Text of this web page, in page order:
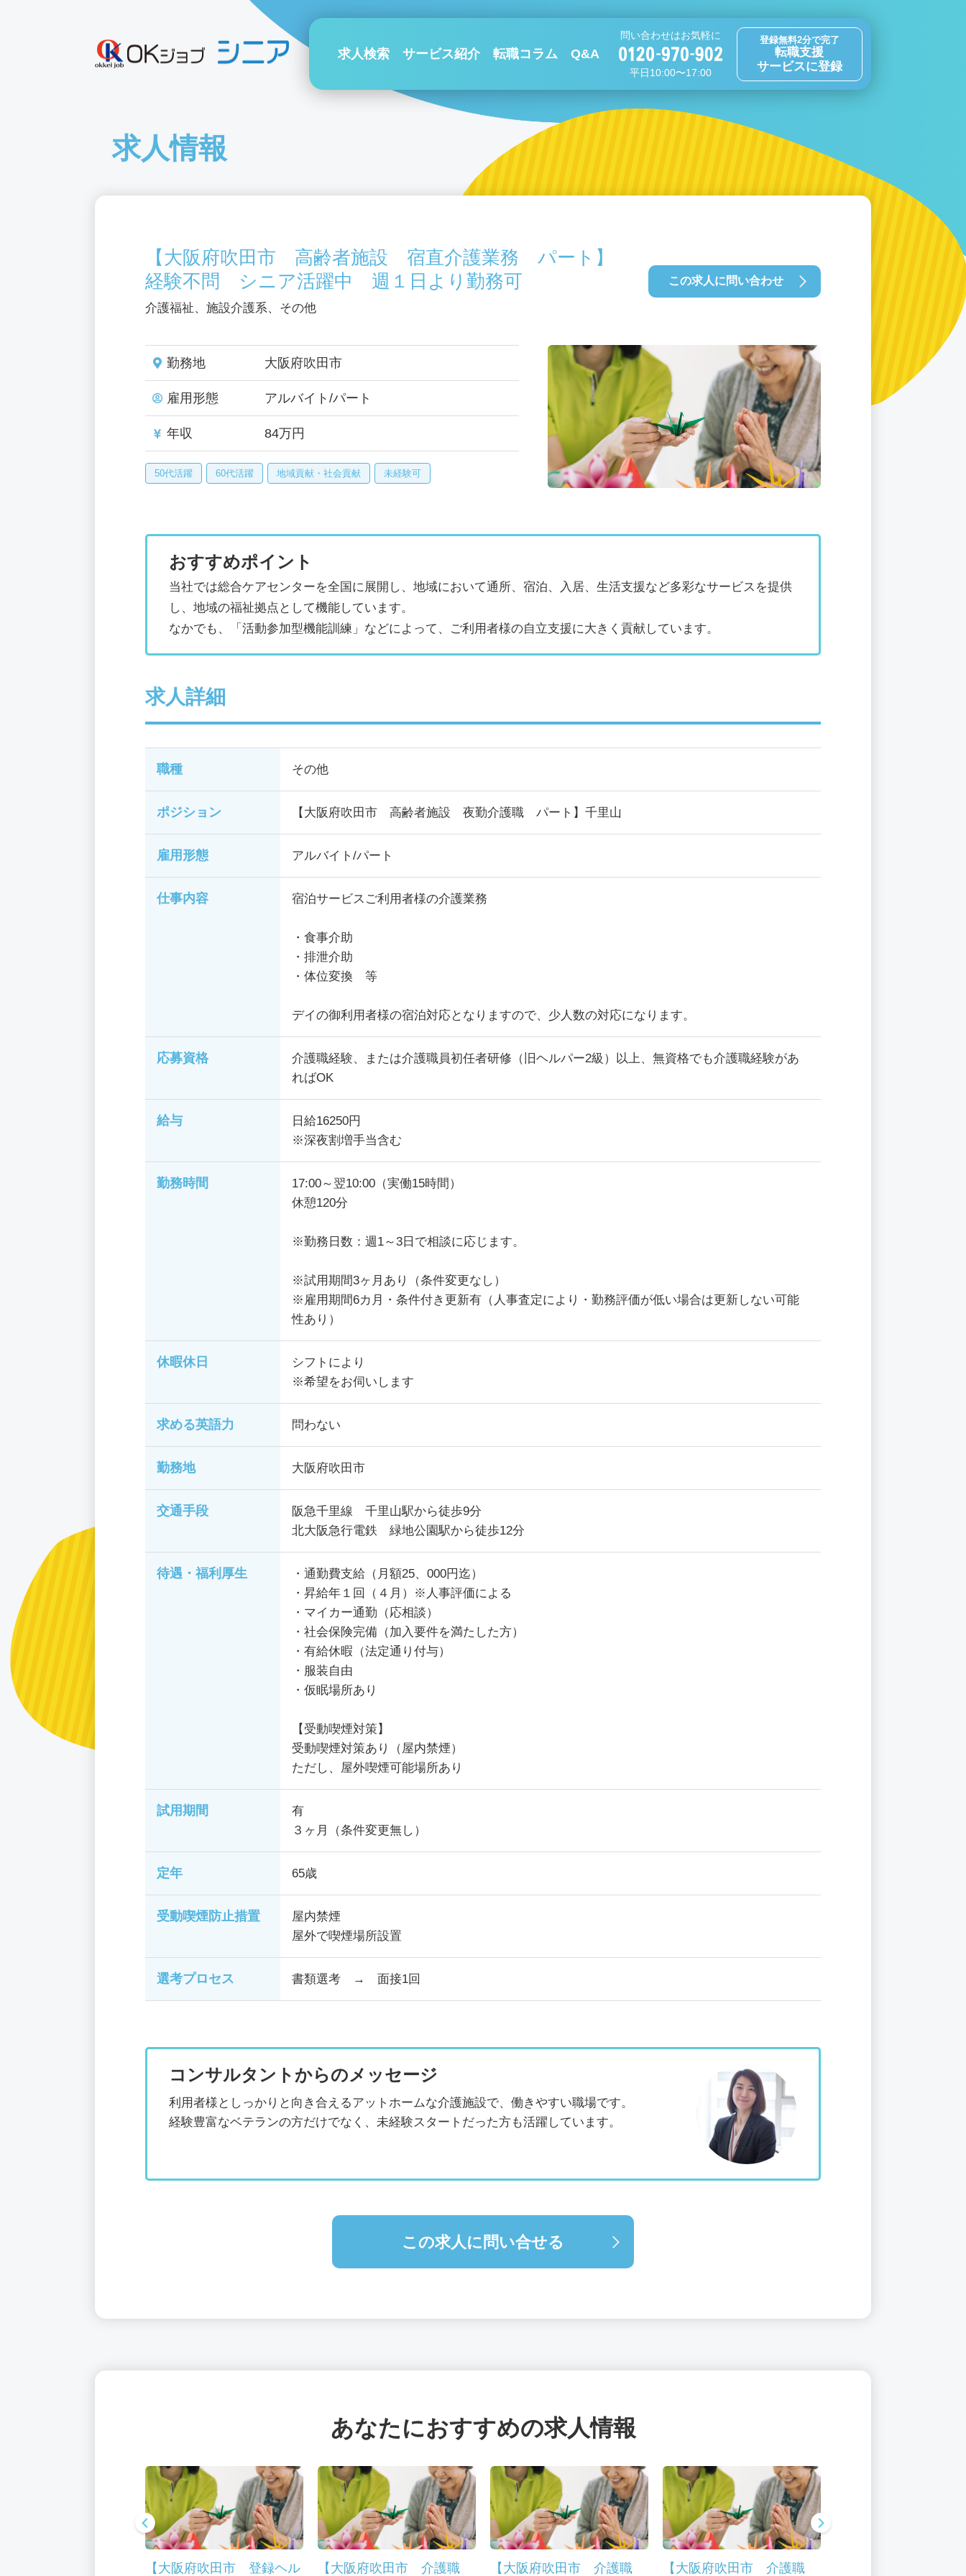
求人検索 サービス紹介 転職コラム Q&A
問い合わせはお気軽に
平日10:00〜17:00
登録無料2分で完了
転職支援
サービスに登録
求人情報
【大阪府吹田市 高齢者施設 宿直介護業務 パート】
経験不問 シニア活躍中 週１日より勤務可
介護福祉、施設介護系、その他
この求人に問い合わせ
勤務地 大阪府吹田市
雇用形態 アルバイト/パート
年収 84万円
50代活躍 60代活躍 地域貢献・社会貢献 未経験可
おすすめポイント
当社では総合ケアセンターを全国に展開し、地域において通所、宿泊、入居、生活支援など多彩なサービスを提供
し、地域の福祉拠点として機能しています。
なかでも、「活動参加型機能訓練」などによって、ご利用者様の自立支援に大きく貢献しています。
求人詳細
職種 その他
ポジション 【大阪府吹田市 高齢者施設 夜勤介護職 パート】千里山
雇用形態 アルバイト/パート
仕事内容 宿泊サービスご利用者様の介護業務
・食事介助
・排泄介助
・体位変換 等
デイの御利用者様の宿泊対応となりますので、少人数の対応になります。
応募資格
介護職経験、または介護職員初任者研修（旧ヘルパー2級）以上、無資格でも介護職経験があ
ればOK
給与
日給16250円
※深夜割増手当含む
勤務時間
17:00～翌10:00（実働15時間）
休憩120分
※勤務日数：週1～3日で相談に応じます。
※試用期間3ヶ月あり（条件変更なし）
※雇用期間6カ月・条件付き更新有（人事査定により・勤務評価が低い場合は更新しない可能
性あり）
休暇休日
シフトにより
※希望をお伺いします
求める英語力 問わない
勤務地 大阪府吹田市
交通手段
阪急千里線 千里山駅から徒歩9分
北大阪急行電鉄 緑地公園駅から徒歩12分
待遇・福利厚生
・通勤費支給（月額25、000円迄）
・昇給年１回（４月）※人事評価による
・マイカー通勤（応相談）
・社会保険完備（加入要件を満たした方）
・有給休暇（法定通り付与）
・服装自由
・仮眠場所あり
【受動喫煙対策】
受動喫煙対策あり（屋内禁煙）
ただし、屋外喫煙可能場所あり
試用期間
有
３ヶ月（条件変更無し）
定年 65歳
受動喫煙防止措置
屋内禁煙
屋外で喫煙場所設置
選考プロセス 書類選考 → 面接1回
コンサルタントからのメッセージ
利用者様としっかりと向き合えるアットホームな介護施設で、働きやすい職場です。
経験豊富なベテランの方だけでなく、未経験スタートだった方も活躍しています。
この求人に問い合せる
あなたにおすすめの求人情報
【大阪府吹田市 登録ヘル
【大阪府吹田市 介護職
【大阪府吹田市 介護職
【大阪府吹田市 介護職